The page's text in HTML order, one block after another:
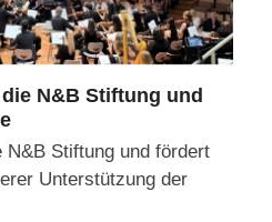
N&B Stiftung und
N&B Stiftung und fördert
Unterstützung der